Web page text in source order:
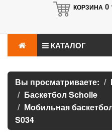
КОРЗИНА 0
КАТАЛОГ
Вы просматриваете:
Баскетбол Scholle
Мобильная
S034